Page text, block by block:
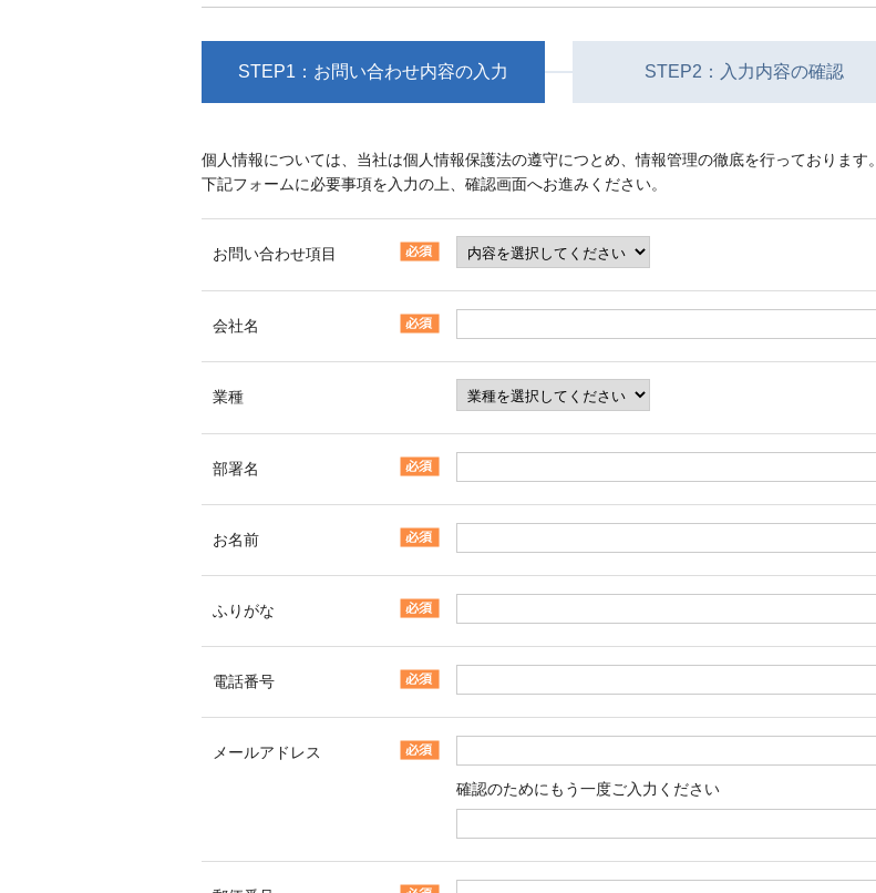
STEP1：お問い合わせ内容の入力 STEP2：入力内容の確認
個人情報については、当社は個人情報保護法の遵守につとめ、情報管理の徹底を行っております。
下記フォームに必要事項を入力の上、確認画面へお進みください。
お問い合わせ項目
会社名
業種
部署名
お名前
ふりがな
電話番号
メールアドレス
確認のためにもう一度ご入力ください